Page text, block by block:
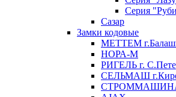
Серия
Сазар
Замки кодовые
МЕТТЕМ
НОРА-М
РИГЕЛЬ г.
СЕЛЬМАШ
СТРОММАШИНА